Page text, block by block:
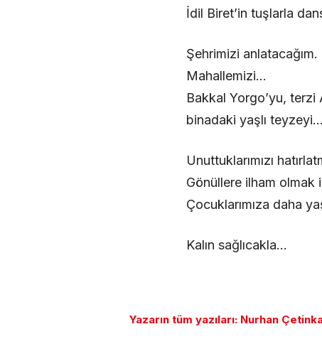
İdil Biret’in tuşlarla
Şehrimizi anlatacağım.
Mahallemizi…
Bakkal Yorgo’yu, terzi
binadaki yaşlı teyzeyi…
Unuttuklarımızı
Gönüllere ilham olmak
Çocuklarımıza daha
Kalın sağlıcakla…
Yazarın tüm yazıları: Nurhan